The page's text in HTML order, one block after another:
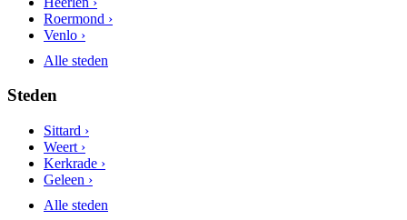
Roermond ›
Venlo ›
Alle steden
Steden
Sittard ›
Weert ›
Kerkrade ›
Geleen ›
Alle steden